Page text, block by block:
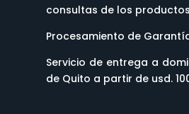
consultas de los
Procesamiento de
Servicio de entrega a
de Quito a partir de usd.